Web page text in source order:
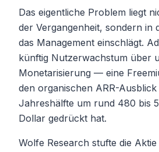
Das eigentliche Problem liegt
der Vergangenheit, sondern in
das Management einschlägt.
künftig Nutzer­wachstum über
Monetarisierung — eine
den organischen ARR-
Jahreshälfte um rund 480 bis
Dollar gedrückt hat.
Wolfe Research stufte die